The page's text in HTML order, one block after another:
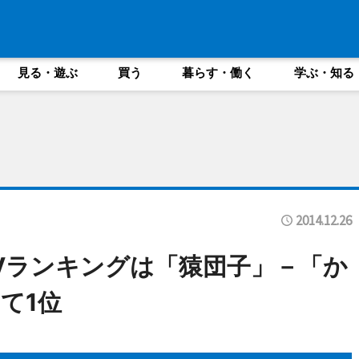
見る・遊ぶ 買う 暮らす・働く 学ぶ・知る
2014.12.26
ンキングは「猿団子」－「か
1位